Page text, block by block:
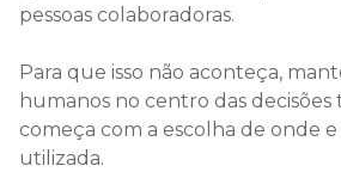
pessoas colaboradoras.
Para que isso não aconteça,
humanos no centro das decisões
começa com a escolha de onde e
utilizada.